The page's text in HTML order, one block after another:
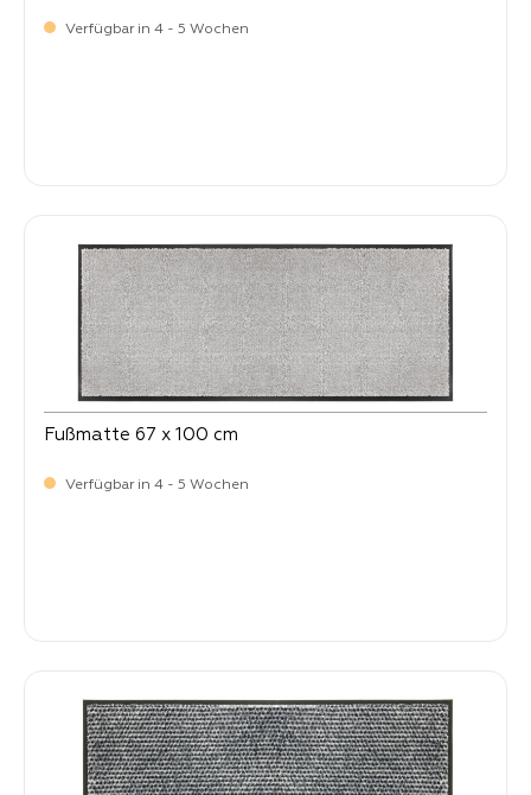
Verfügbar in 4 - 5 Wochen
Fußmatte 67 x 100 cm
Verfügbar in 4 - 5 Wochen